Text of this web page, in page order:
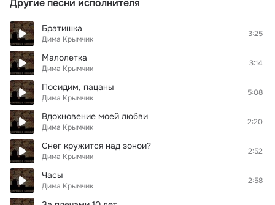
Другие песни исполнителя
Братишка
Дима Крымчик
3:25
Малолетка
Дима Крымчик
3:14
Посидим, пацаны
Дима Крымчик
5:08
Вдохновение моей любви
Дима Крымчик
2:20
Снег кружится над зонои?
Дима Крымчик
2:52
Часы
Дима Крымчик
2:58